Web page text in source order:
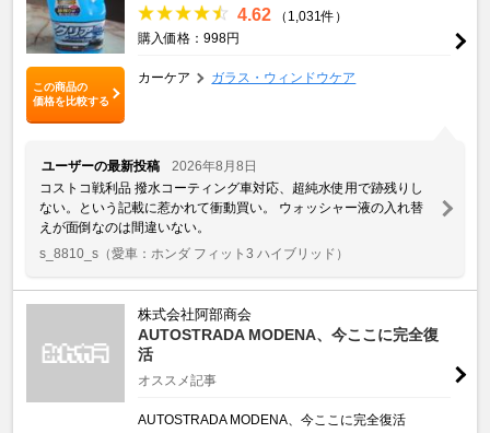
この商品の
価格を比較する
4.62
（1,031件）
購入価格：998円
カーケア ガラス・ウィンドウケア
ユーザーの最新投稿
2026年8月8日
コストコ戦利品 撥水コーティング車対応、超純水使用で跡残りし
ない。という記載に惹かれて衝動買い。 ウォッシャー液の入れ替
えが面倒なのは間違いない。
s_8810_s （愛車：ホンダ フィット3 ハイブリッド）
株式会社阿部商会
AUTOSTRADA MODENA、今ここに完全復
活
オススメ記事
AUTOSTRADA MODENA、今ここに完全復活